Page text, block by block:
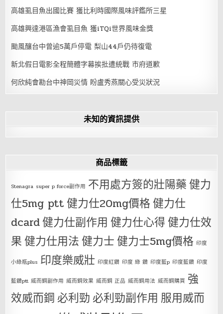
高雄虱目魚出國比賽 獲比利時國際風味評鑑所三星
高雄興達港區漁會虱目魚 獲iTQi世界風味金獎
颱風釀台中曾逾5萬戶停電 梨山44戶仍待復電
新北假日電影全程簡體字幕挨批遭統戰 市府道歉
何欣純會勘台中神岡災情 盼盧秀燕關心受災狀況
未知的資訊提供
商品標籤
Stenagra super p force副作用 不用處方簽的壯陽藥健力
仕5mg ptt健力仕20mg價格健力仕
dcard健力仕副作用 健力仕心得健力仕效
果健力仕用法健力士健力士5mg價格 印度
小綠瓶plus 印度樂威壯 印度紅鑽 印度 綠 鑽 印度藍p 印度藍鑽 印度
藍鑽ptt 威而鋼副作用 威而鋼效果 威而鋼 正品 威而鋼用法 威而鋼購買 強
效威而鋼 必利勁 必利勁副作用 服用威而